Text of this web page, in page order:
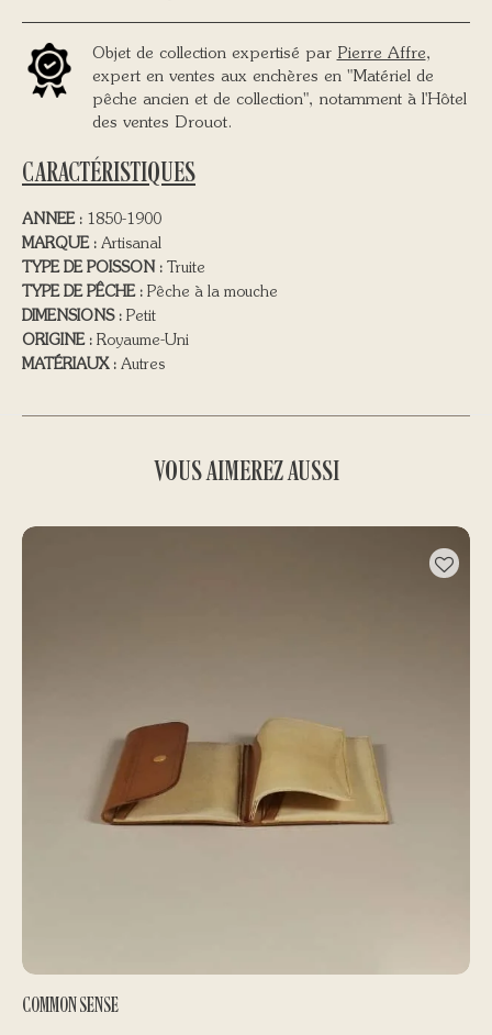
Objet de collection expertisé par Pierre Affre,
expert en ventes aux enchères en "Matériel de
pêche ancien et de collection", notamment à l'Hôtel
des ventes Drouot.
CARACTÉRISTIQUES
ANNEE : 1850-1900
MARQUE : Artisanal
TYPE DE POISSON : Truite
TYPE DE PÊCHE : Pêche à la mouche
DIMENSIONS : Petit
ORIGINE : Royaume-Uni
MATÉRIAUX : Autres
VOUS AIMEREZ AUSSI
COMMON SENSE